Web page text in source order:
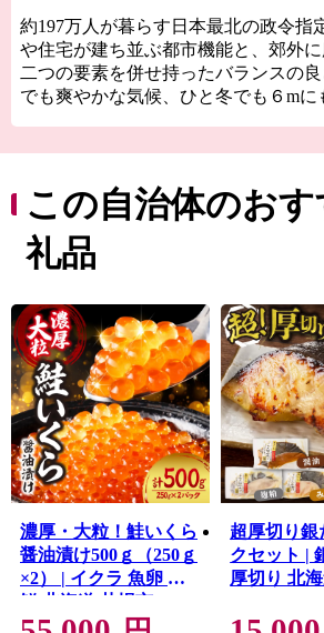
約197万人が暮らす日本最北の政令指
や住宅が建ち並ぶ都市機能と、郊外
二つの要素を併せ持ったバランスの
でも爽やかな気候、ひと冬でも６m
も、何度でも楽しめる様々な魅力が
札幌です。
この自治体のお
礼品
濃厚・大粒！鮭いくら
醤油漬け500ｇ（250ｇ
×2） | イクラ 魚卵 海
鮮 北海道 札幌市
超厚切り銀
クセット |
厚切り 北